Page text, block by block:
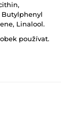
Butylphenyl
Linalool.
používat.